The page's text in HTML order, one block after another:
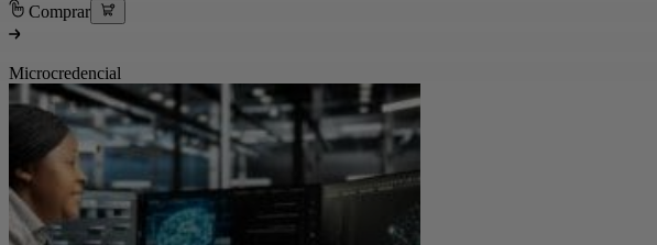
Comprar
Microcredencial